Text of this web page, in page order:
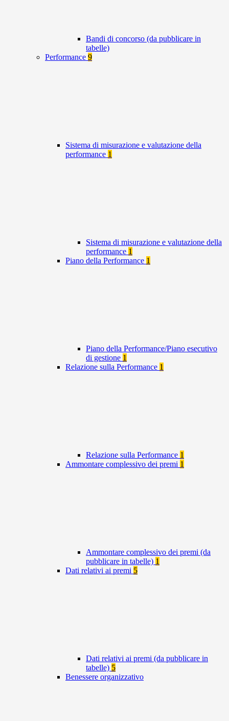
Bandi di concorso (da pubblicare in
tabelle)
Performance 9
Sistema di misurazione e valutazione della
performance 1
Sistema di misurazione e valutazione della
performance 1
Piano della Performance 1
Piano della Performance/Piano esecutivo
di gestione 1
Relazione sulla Performance 1
Relazione sulla Performance 1
Ammontare complessivo dei premi 1
Ammontare complessivo dei premi (da
pubblicare in tabelle) 1
Dati relativi ai premi 5
Dati relativi ai premi (da pubblicare in
tabelle) 5
Benessere organizzativo